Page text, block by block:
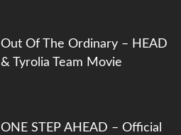
Out Of The Ordinary – HEAD
& Tyrolia Team Movie
ONE STEP AHEAD – Official